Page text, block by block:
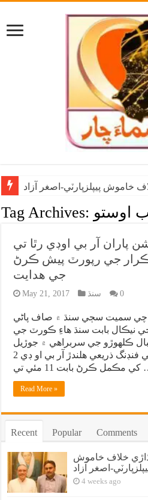
خاموش پيپلزپارٽي-اصغر آزاد
Tag Archives: اوستو
پاران آر بي اوڊي رٿا تي
جي رپورٽ پيش ڪرڻ
جي هدايت
May 21, 2017 سنڌ 0
سميت سڄي سنڌ ۾ صاف پاڻي
نيڪال بابت سنڌ هاءِ ڪورٽ جي
ڪلهوڙو جي سربراهي ۾ جوڙيل
ڪميشن وفاقي سرڪار جي فنڊنگ ذريعي هلندڙ آر بي او ڊي 2
مئي تي …
Read More »
Recent Popular Comments
خلاف خاموش
اصغر آزاد
4 weeks ago